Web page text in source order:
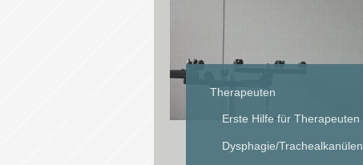
Therapeuten
Erste Hilfe für Therapeuten
Dysphagie/Trachealkanülen